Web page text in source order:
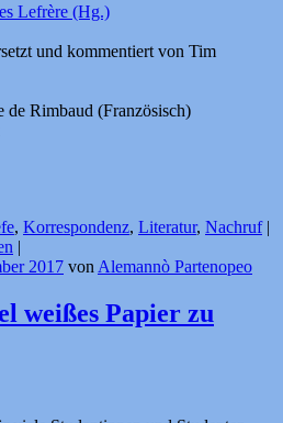
Lefrère (Hg.)
und kommentiert von Tim
de Rimbaud (Französisch)
, Korrespondenz, Literatur, Nachruf |
|
2017 von Alemannò Partenopeo
weißes Papier zu